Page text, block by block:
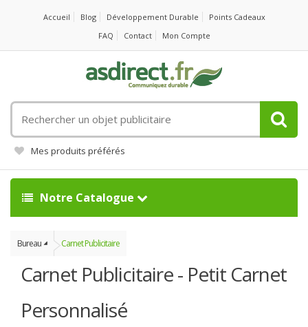
Accueil Blog Développement Durable
Points Cadeaux
FAQ
Contact Mon Compte
un
objet
publicitaire
Mes produits préférés
Notre Catalogue
Bureau Carnet Publicitaire
Carnet Publicitaire - Petit Carnet
Personnalisé